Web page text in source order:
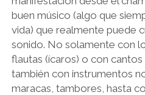
buen músico (algo que
vida) que realmente puede
sonido. No solamente con
flautas (ícaros) o con
también con instrumentos
maracas, tambores, hasta